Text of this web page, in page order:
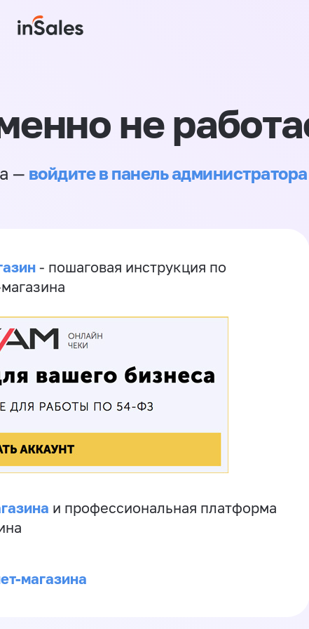
не
— войдите в панель администратора
- пошаговая инструкция по
и профессиональная платформа
магазина